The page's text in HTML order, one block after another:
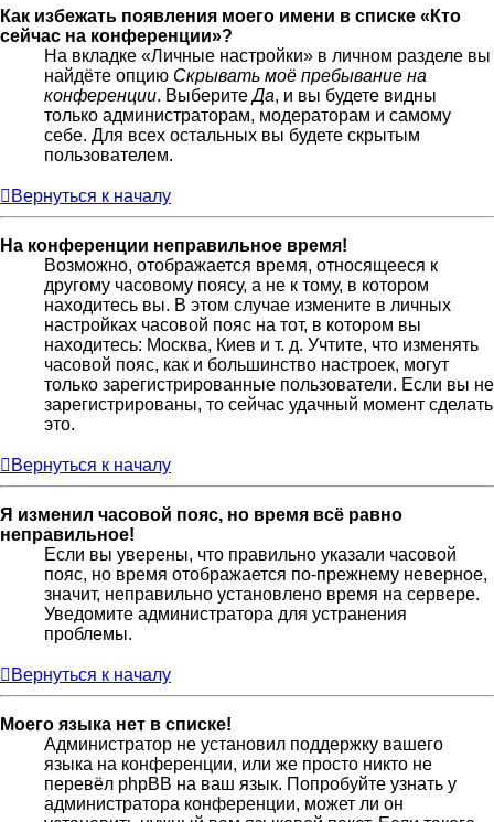
Как избежать появления моего имени в списке «Кто
сейчас на конференции»?
На вкладке «Личные настройки» в личном разделе вы
найдёте опцию Скрывать моё пребывание на
конференции. ВыберитеДа, и вы будете видны
только администраторам, модераторам и самому
себе. Для всех остальных вы будете скрытым
пользователем.
Вернуться к началу
На конференции неправильное время!
Возможно, отображается время, относящееся к
другому часовому поясу, а не к тому, в котором
находитесь вы. В этом случае измените в личных
настройках часовой пояс на тот, в котором вы
находитесь: Москва, Киев и т. д. Учтите, что изменять
часовой пояс, как и большинство настроек, могут
только зарегистрированные пользователи. Если вы не
зарегистрированы, то сейчас удачный момент сделать
это.
Вернуться к началу
Я изменил часовой пояс, но время всё равно
неправильное!
Если вы уверены, что правильно указали часовой
пояс, но время отображается по-прежнему неверное,
значит, неправильно установлено время на сервере.
Уведомите администратора для устранения
проблемы.
Вернуться к началу
Моего языка нет в списке!
Администратор не установил поддержку вашего
языка на конференции, или же просто никто не
перевёл phpBB на ваш язык. Попробуйте узнать у
администратора конференции, может ли он